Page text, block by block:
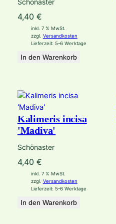
Schönaster
4,40 €
inkl. 7 % MwSt.
zzgl. Versandkosten
Lieferzeit: 5-6 Werktage
In den Warenkorb
Kalimeris incisa
'Madiva'
Schönaster
4,40 €
inkl. 7 % MwSt.
zzgl. Versandkosten
Lieferzeit: 5-6 Werktage
In den Warenkorb